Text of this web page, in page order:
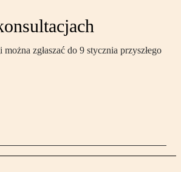
zgłaszać do 9 stycznia przyszłego